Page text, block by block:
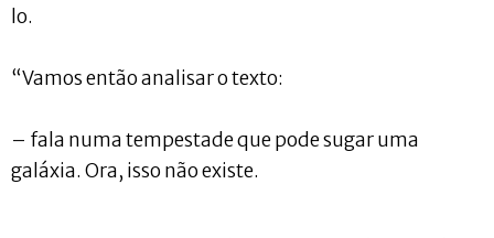
lo.
“Vamos então analisar o texto:
– fala numa tempestade que pode sugar uma
galáxia. Ora, isso não existe.